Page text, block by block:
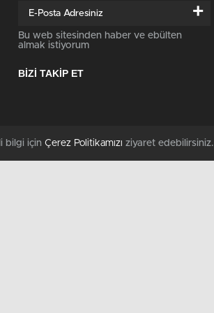
+
Bu web sitesinden haber ve ebülten
almak istiyorum
BİZİ TAKİP ET
bilgi için Çerez Politikamızı ziyaret edebilirsiniz.